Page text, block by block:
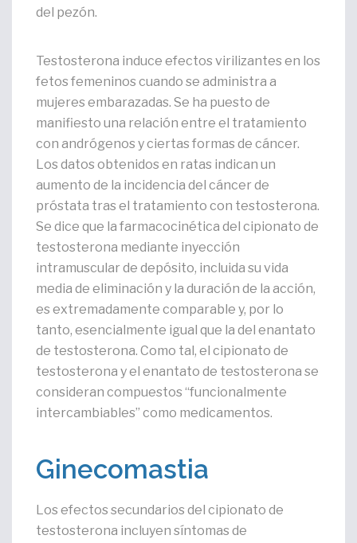
del pezón.
Testosterona induce efectos virilizantes en los
fetos femeninos cuando se administra a
mujeres embarazadas. Se ha puesto de
manifiesto una relación entre el tratamiento
con andrógenos y ciertas formas de cáncer.
Los datos obtenidos en ratas indican un
aumento de la incidencia del cáncer de
próstata tras el tratamiento con testosterona.
Se dice que la farmacocinética del cipionato de
testosterona mediante inyección
intramuscular de depósito, incluida su vida
media de eliminación y la duración de la acción,
es extremadamente comparable y, por lo
tanto, esencialmente igual que la del enantato
de testosterona. Como tal, el cipionato de
testosterona y el enantato de testosterona se
consideran compuestos “funcionalmente
intercambiables” como medicamentos.
Ginecomastia
Los efectos secundarios del cipionato de
testosterona incluyen síntomas de